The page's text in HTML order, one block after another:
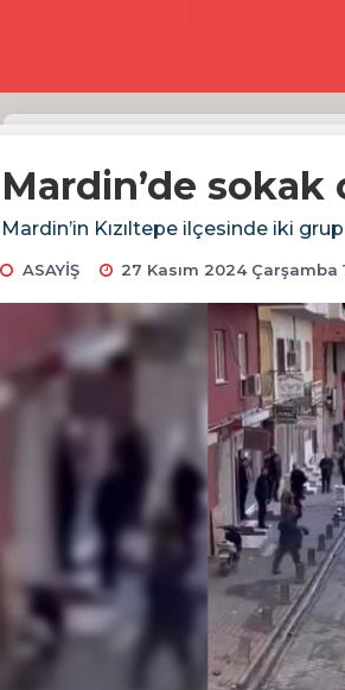
Mardin’de sokak
Mardin’in Kızıltepe ilçesinde iki
ASAYİŞ 27 Kasım 2024 Çarşamba